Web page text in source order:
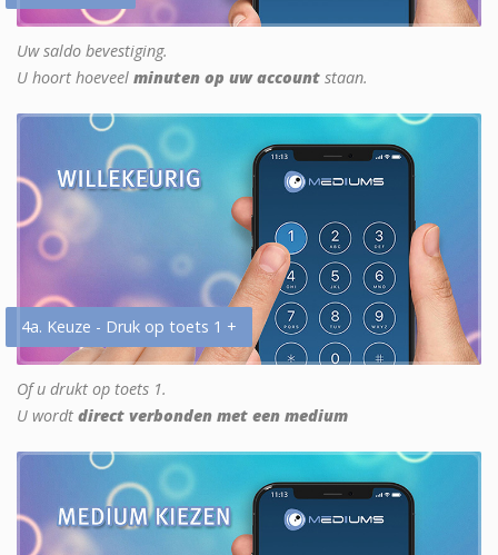
Uw saldo bevestiging.
U hoort hoeveel minuten op uw account staan.
4a. Keuze - Druk op toets 1 +
Of u drukt op toets 1.
U wordt direct verbonden met een medium